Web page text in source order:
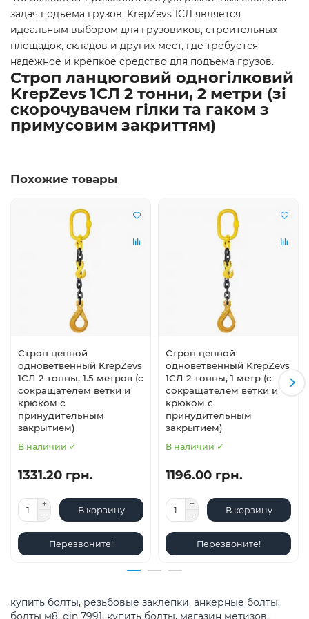
задач подъема грузов. KrepZevs 1СЛ является
идеальным выбором для грузовиков, строительных
площадок, складов и других мест, где требуется
надежное и крепкое средство для подъема грузов.
Строп ланцюговий одногілковий
KrepZevs 1СЛ 2 тонни, 2 метри (зі
скорочувачем гілки та гаком з
примусовим закриттям)
Похожие товары
Строп цепной
одноветвенный KrepZevs
1СЛ 2 тонны, 1.5 метров (с
сокращателем ветки и
крюком с
принудительным
закрытием)
В наличии ✓
1331.20 грн.
В корзину
Перезвоните!
Строп цепной
одноветвенный KrepZevs
1СЛ 2 тонны, 1 метр (с
сокращателем ветки и
крюком с
принудительным
закрытием)
В наличии ✓
1196.00 грн.
В корзину
Перезвоните!
купить болты, резьбовые заклепки, анкерные болты,
болты м8, din 7991, купить болты, магазин метизов,